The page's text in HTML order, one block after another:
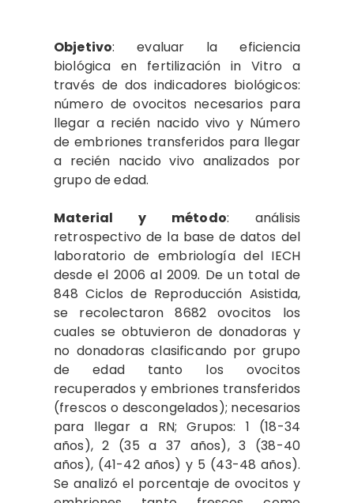
Objetivo: evaluar la eficiencia
biológica en fertilización in Vitro a
través de dos indicadores biológicos:
número de ovocitos necesarios para
llegar a recién nacido vivo y Número
de embriones transferidos para llegar
a recién nacido vivo analizados por
grupo de edad.
Material y método: análisis
retrospectivo de la base de datos del
laboratorio de embriología del IECH
desde el 2006 al 2009. De un total de
848 Ciclos de Reproducción Asistida,
se recolectaron 8682 ovocitos los
cuales se obtuvieron de donadoras y
no donadoras clasificando por grupo
de edad tanto los ovocitos
recuperados y embriones transferidos
(frescos o descongelados); necesarios
para llegar a RN; Grupos: 1 (18-34
años), 2 (35 a 37 años), 3 (38-40
años), (41-42 años) y 5 (43-48 años).
Se analizó el porcentaje de ovocitos y